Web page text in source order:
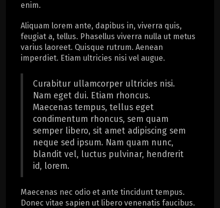
enim.
Aliquam lorem ante, dapibus in, viverra quis,
feugiat a, tellus. Phasellus viverra nulla ut metus
varius laoreet. Quisque rutrum. Aenean
imperdiet. Etiam ultricies nisi vel augue.
Curabitur ullamcorper ultricies nisi.
Nam eget dui. Etiam rhoncus.
Maecenas tempus, tellus eget
condimentum rhoncus, sem quam
semper libero, sit amet adipiscing sem
neque sed ipsum. Nam quam nunc,
blandit vel, luctus pulvinar, hendrerit
id, lorem.
Maecenas nec odio et ante tincidunt tempus.
Donec vitae sapien ut libero venenatis faucibus.